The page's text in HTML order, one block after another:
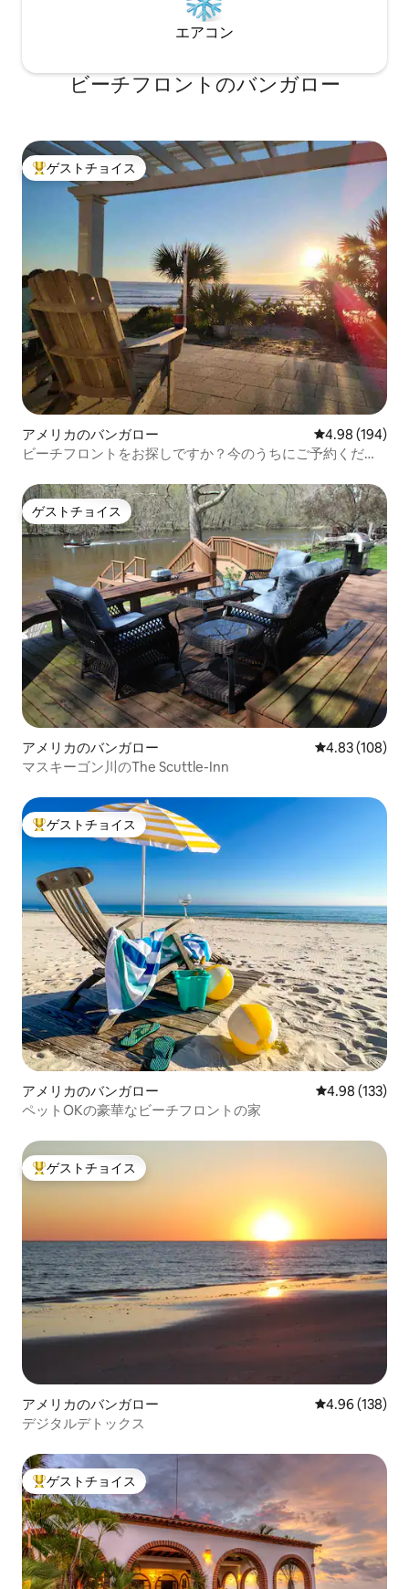
エアコン
ビーチフロントのバンガロー
大好評のゲストチョイスです。
ゲストチョイス
アメリカのバンガロー レビュー194
4.98 (194)
ビーチフロントをお探しですか？今のうちにご予約くださ
ゲストチョイス
ゲストチョイス
アメリカのバンガロー レビュー108
4.83 (108)
マスキーゴン川のThe Scuttle-Inn
大好評のゲストチョイスです。
ゲストチョイス
アメリカのバンガロー レビュー133
4.98 (133)
ペットOKの豪華なビーチフロントの家
大好評のゲストチョイスです。
ゲストチョイス
アメリカのバンガロー レビュー138
4.96 (138)
デジタルデトックス
大好評のゲストチョイスです。
ゲストチョイス